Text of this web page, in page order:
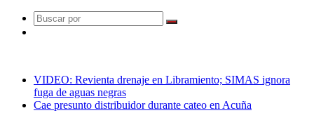
Buscar
VIDEO: Revienta drenaje en Libramiento; SIMAS ignora
fuga de aguas negras
Cae presunto distribuidor durante cateo en Acuña